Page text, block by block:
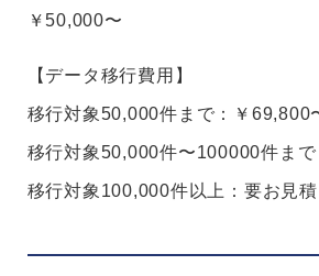
￥50,000〜
【データ移行費用】
移行対象50,000件まで：￥69,800
移行対象50,000件〜100000件ま
移行対象100,000件以上：要お見積